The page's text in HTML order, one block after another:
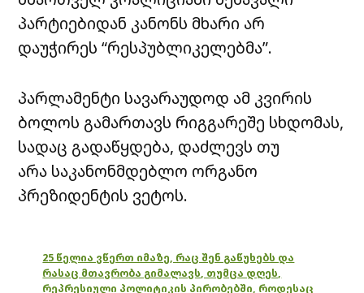
პარტიებიდან კანონს მხარი არ
დაუჭირეს “რესპუბლიკელებმა”.
პარლამენტი სავარაუდოდ ამ კვირის
ბოლოს გამართავს რიგგარეშე სხდომას,
სადაც გადაწყდება, დაძლევს თუ
არა საკანონმდებლო ორგანო
პრეზიდენტის ვეტოს.
25 წელია ვწერთ იმაზე, რაც შენ გაწუხებს და
რასაც მთავრობა გიმალავს, თუმცა დღეს,
რეპრესიული პოლიტიკის პირობებში, როდესაც